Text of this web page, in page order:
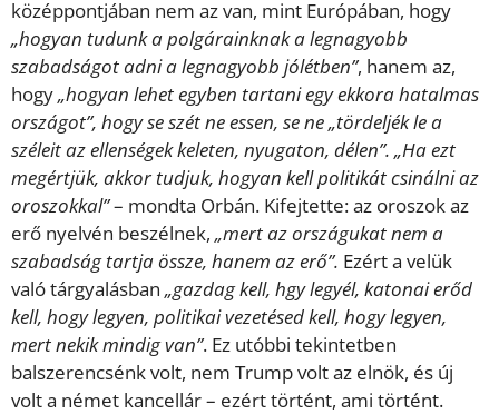
középpontjában nem az van, mint Európában, hogy
„hogyan tudunk a polgárainknak a legnagyobb
szabadságot adni a legnagyobb jólétben”, hanem az,
hogy„hogyan lehet egyben tartani egy ekkora hatalmas
országot”, hogy se szét ne essen, se ne „tördeljék le a
széleit az ellenségek keleten, nyugaton, délen”. „Ha ezt
megértjük, akkor tudjuk, hogyan kell politikát csinálni az
oroszokkal”– mondta Orbán. Kifejtette: az oroszok az
erő nyelvén beszélnek, „mert az országukat nem a
szabadság tartja össze, hanem az erő”. Ezért a velük
való tárgyalásban „gazdag kell, hgy legyél, katonai erőd
kell, hogy legyen, politikai vezetésed kell, hogy legyen,
mert nekik mindig van”. Ez utóbbi tekintetben
balszerencsénk volt, nem Trump volt az elnök, és új
volt a német kancellár – ezért történt, ami történt.